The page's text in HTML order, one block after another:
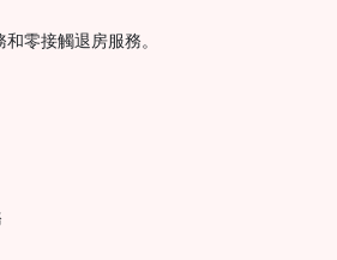
零接觸退房服務。